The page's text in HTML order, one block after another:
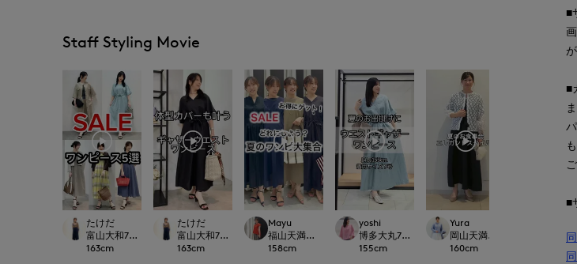
Staff Styling Movie
たけだ
富山大和7-IDconcept.
163cm
たけだ
富山大和7-IDconcept.
163cm
Mayu
福山天満屋店INED/7-IDconcept./Maglie
158cm
yoshi
博多大丸7-IDconcept.
155cm
Yura
岡山天満屋7-IDconcept.
160cm
岡山天
■
■
■